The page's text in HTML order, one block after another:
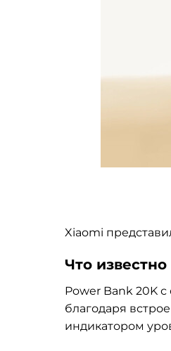
Xiaomi
Что известно
Power Bank 20K
благодаря
индикатором